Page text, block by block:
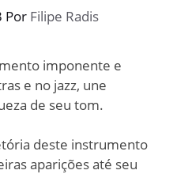
Por Filipe Radis
imponente e
e no jazz, une
de seu tom.
deste instrumento
aparições até seu